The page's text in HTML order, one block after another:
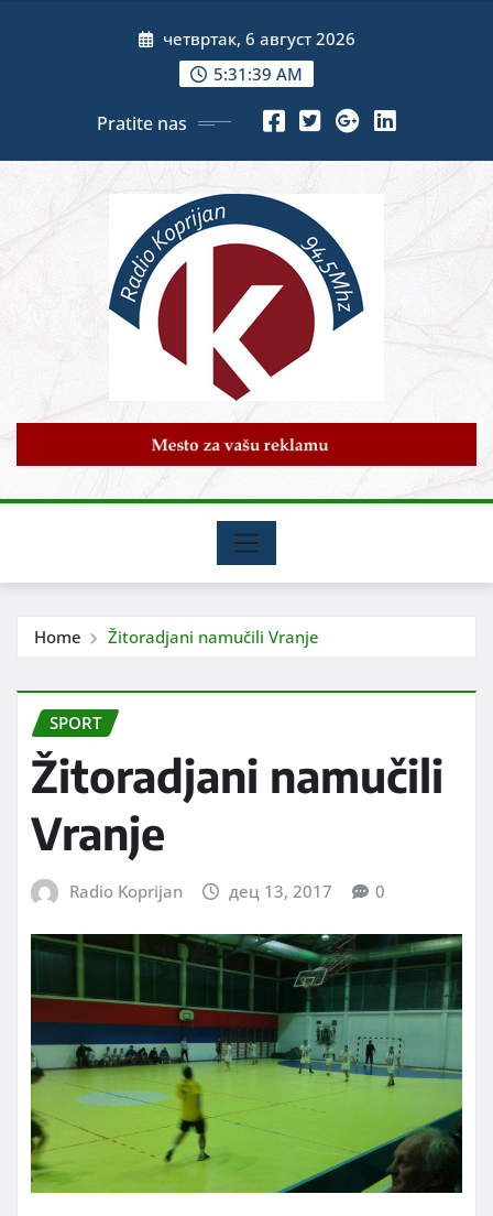
четвртак, 6 август 2026
5:31:41 AM
Pratite nas
Home Žitoradjani namučili Vranje
SPORT
Žitoradjani namučili
Vranje
Radio Koprijan дец 13, 2017 0